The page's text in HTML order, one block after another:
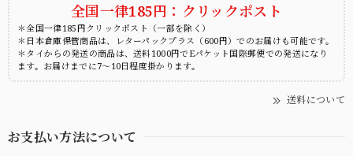
全国一律185円：クリックポスト
＊全国一律185円クリックポスト（一部を除く）
＊日本倉庫保管商品は、レターパックプラス（600円）でのお届けも可能です。
＊タイからの発送の商品は、送料1000円でEパケット国際郵便での発送になり
ます。お届けまでに7～10日程度掛かります。
送料について
お支払い方法について